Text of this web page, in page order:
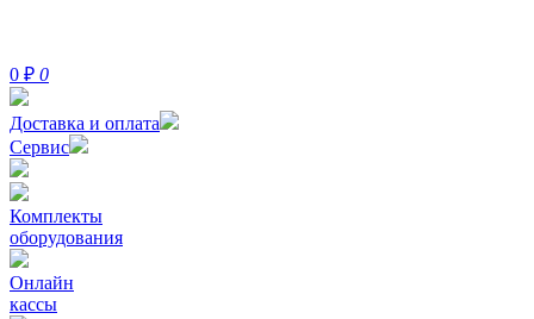
0 ₽ 0
Доставка и оплата
Сервис
Комплекты
оборудования
Онлайн
кассы